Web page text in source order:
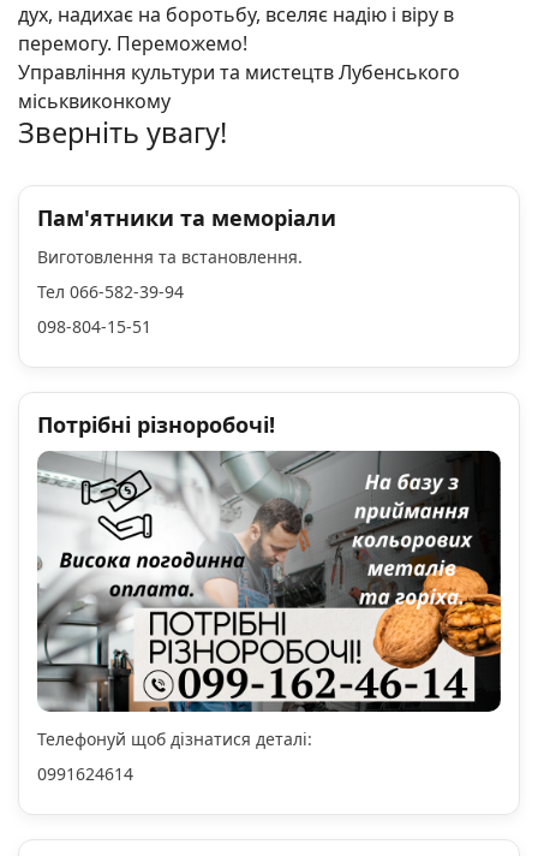
дух, надихає на боротьбу, вселяє надію і віру в
перемогу. Переможемо!
Управління культури та мистецтв Лубенського
міськвиконкому
Зверніть увагу!
Пам'ятники та меморіали
Виготовлення та встановлення.
Тел 066-582-39-94
098-804-15-51
Потрібні різноробочі!
Телефонуй щоб дізнатися деталі:
0991624614